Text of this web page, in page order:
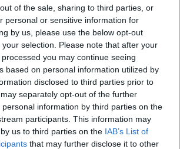
of the sale, sharing to third parties, or
personal or sensitive information for
by us, please use the below opt-out
selection. Please note that after your
you may continue seeing
based on personal information utilized by
disclosed to third parties prior to
separately opt-out of the further
information by third parties on the
participants. This information may
us to third parties on the IAB’s List of
that may further disclose it to other
ΚαλιφόρνιαςτωνΗΠΑ, όταν
έπεσε πάνω σε πολλά
σε πεζούς, σκοτώνοντας
και τραυματίζοντας
ακόμη.
του apnews,
νοσηλεύονται σε
, ενώ ο οδηγός του
που προκάλεσε το ατύχημα